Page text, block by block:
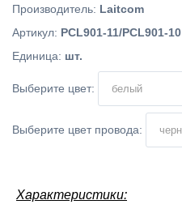
Производитель: Laitcom
Артикул: PCL901-11/PCL901-10
Единица: шт.
Выберите цвет:
Выберите цвет провода:
Характеристики: